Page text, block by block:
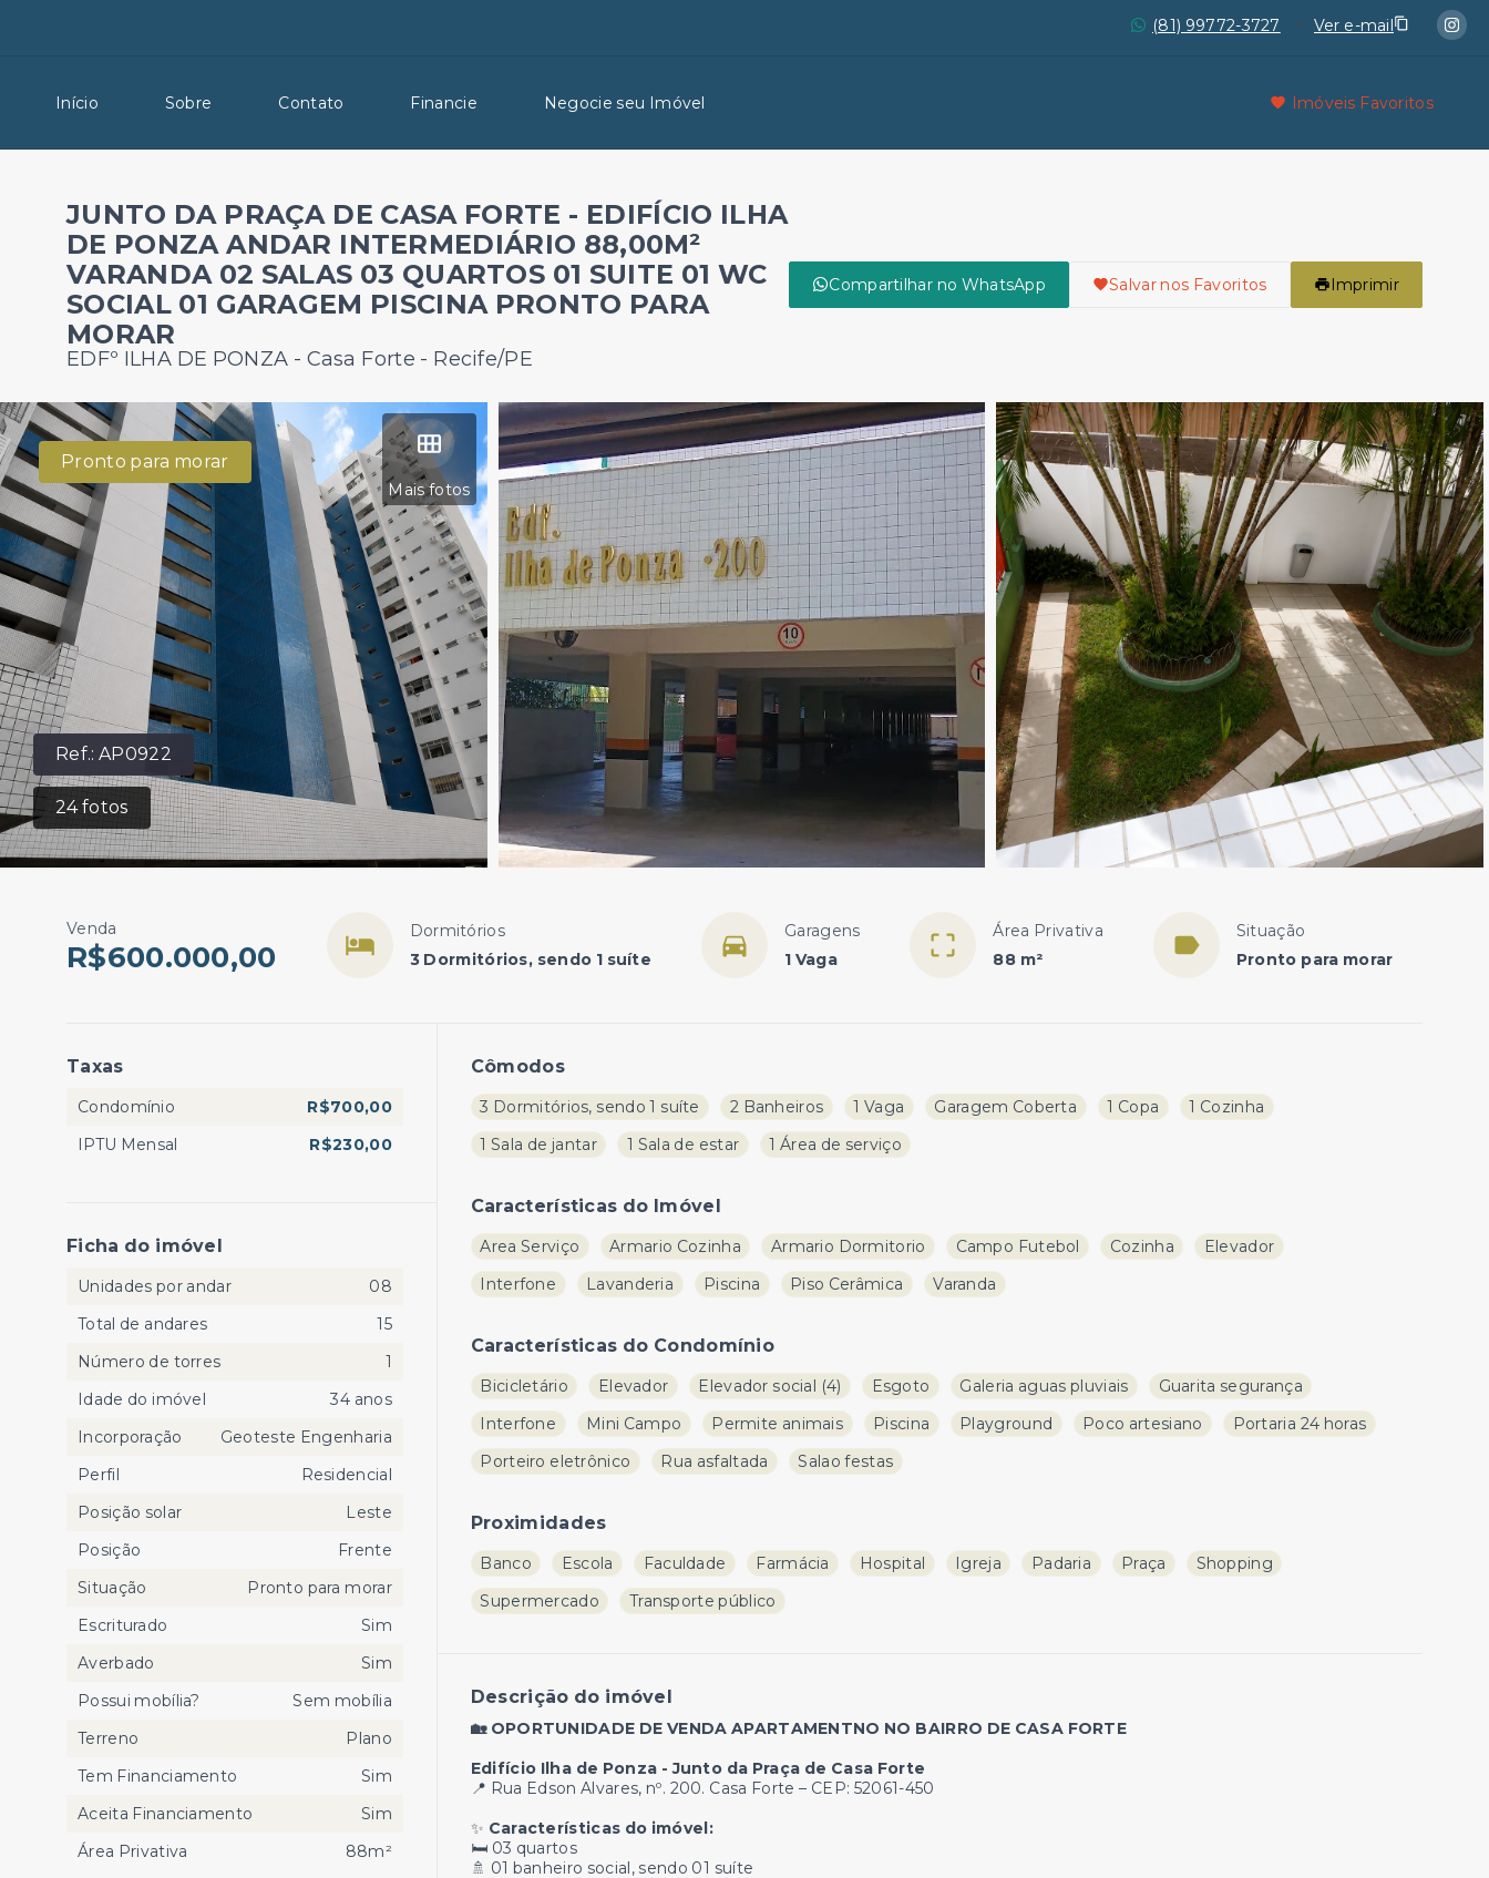
(81) 99772-3727 Ver e-mail
Início Sobre Contato Financie Negocie seu Imóvel Imóveis Favoritos
JUNTO DA PRAÇA DE CASA FORTE - EDIFÍCIO ILHA
DE PONZA ANDAR INTERMEDIÁRIO 88,00M²
VARANDA 02 SALAS 03 QUARTOS 01 SUITE 01 WC
SOCIAL 01 GARAGEM PISCINA PRONTO PARA
MORAR
EDFº ILHA DE PONZA - Casa Forte - Recife/PE
Compartilhar no WhatsApp Salvar nos Favoritos Imprimir
Ref.:AP0922
24fotos
Mais fotos
Pronto para morar
Venda
R$600.000,00
Dormitórios
3 Dormitórios, sendo 1 suíte
Garagens
1 Vaga
Área Privativa
88 m²
Situação
Pronto para morar
Cômodos
3 Dormitórios, sendo 1 suíte 2 Banheiros 1 Vaga Garagem Coberta 1 Copa
1 Cozinha
1 Sala de jantar
1 Sala de estar 1 Área de serviço
Características do Imóvel
Area Serviço Armario Cozinha Armario Dormitorio Campo Futebol Cozinha
Elevador
Interfone
Lavanderia Piscina Piso Cerâmica Varanda
Características do Condomínio
Bicicletário Elevador Elevador social (4) Esgoto Galeria aguas pluviais
Guarita segurança
Interfone
Mini Campo Permite animais Piscina Playground Poco artesiano
Portaria 24 horas
Porteiro eletrônico
Rua asfaltada Salao festas
Proximidades
Banco Escola Faculdade Farmácia Hospital Igreja Padaria Praça
Shopping
Supermercado
Transporte público
Descrição do imóvel
🏡 OPORTUNIDADE DE VENDA APARTAMENTNO NO BAIRRO DE CASA FORTE
Edifício Ilha de Ponza - Junto da Praça de Casa Forte
📍 Rua Edson Alvares, nº. 200. Casa Forte – CEP: 52061-450
✨ Características do imóvel:
🛏️ 03 quartos
🚿 01 banheiro social, sendo 01 suíte
Taxas
Condomínio
R$700,00
IPTU Mensal
R$230,00
Ficha do imóvel
Unidades por andar
08
Total de andares
15
Número de torres
1
Idade do imóvel
34 anos
Incorporação
Geoteste Engenharia
Perfil
Residencial
Posição solar
Leste
Posição
Frente
Situação
Pronto para morar
Escriturado
Sim
Averbado
Sim
Possui mobília?
Sem mobília
Terreno
Plano
Tem Financiamento
Sim
Aceita Financiamento
Sim
Área Privativa
88m²